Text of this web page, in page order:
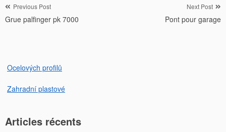
Navigation
de
Previous Post
Grue palfinger pk 7000
Next Post
Pont pour garage
Ocelových profilů
Zahradní plastové
Articles récents